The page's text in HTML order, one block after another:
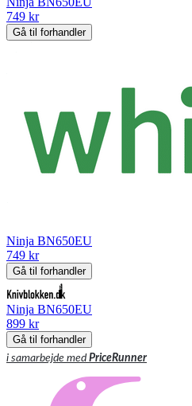
749 kr
Gå til forhandler
Ninja BN650EU
749 kr
Gå til forhandler
Ninja BN650EU
899 kr
Gå til forhandler
i samarbejde medPriceRunner